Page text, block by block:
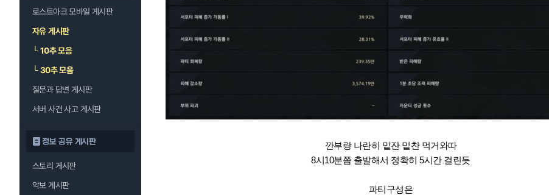
로스트아크 모바일 게시판
자유 게시판
└10추 모음
└30추 모음
질문과 답변 게시판
서버 사건 사고 게시판
정보 공유 게시판
스토리 게시판
악보 게시판
깐부랑 나란히 밑잔 밑찬 먹거와따
8시10분쯤 출발해서 정확히 5시간 걸린듯
파티구성은